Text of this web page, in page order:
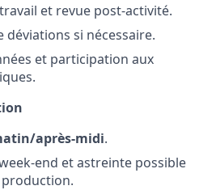
et revue post-activité.
si nécessaire.
et participation aux
après-midi.
end et astreinte possible